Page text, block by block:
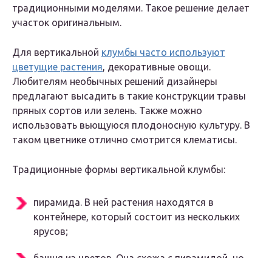
традиционными моделями. Такое решение делает
участок оригинальным.
Для вертикальной клумбы часто используют
цветущие растения, декоративные овощи.
Любителям необычных решений дизайнеры
предлагают высадить в такие конструкции травы
пряных сортов или зелень. Также можно
использовать вьющуюся плодоносную культуру. В
таком цветнике отлично смотрится клематисы.
Традиционные формы вертикальной клумбы:
пирамида. В ней растения находятся в
контейнере, который состоит из нескольких
ярусов;